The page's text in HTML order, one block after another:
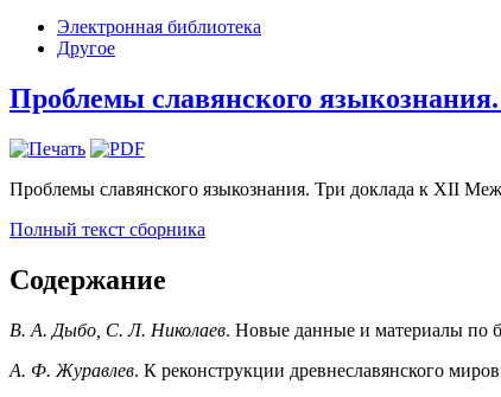
Электронная библиотека
Другое
Проблемы славянского
Проблемы славянского языкознания. Три доклада к XII
Полный текст сборника
Содержание
В. А. Дыбо, С. Л. Николаев. Новые данные и материалы по
А. Ф. Журавлев. К реконструкции древнеславянского